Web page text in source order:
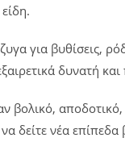
για βυθίσεις,
δυνατή
βολικό,
νέα επίπεδα